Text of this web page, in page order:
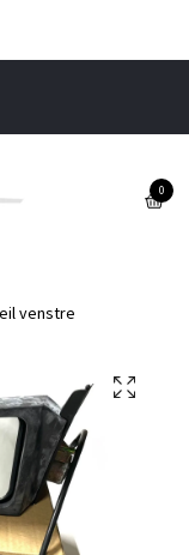
0
venstre